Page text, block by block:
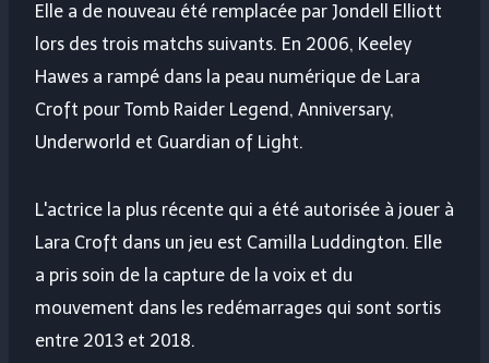
Elle a de nouveau été remplacée par Jondell Elliott
lors des trois matchs suivants. En 2006, Keeley
Hawes a rampé dans la peau numérique de Lara
Croft pour Tomb Raider Legend, Anniversary,
Underworld et Guardian of Light.
L'actrice la plus récente qui a été autorisée à jouer à
Lara Croft dans un jeu est Camilla Luddington. Elle
a pris soin de la capture de la voix et du
mouvement dans les redémarrages qui sont sortis
entre 2013 et 2018.